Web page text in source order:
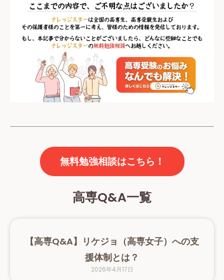
無料勉強相談はこちら！
高専Q&A一覧
【高専Q&A】リケジョ（高専女子）への支
援体制とは？
2026年4月17日